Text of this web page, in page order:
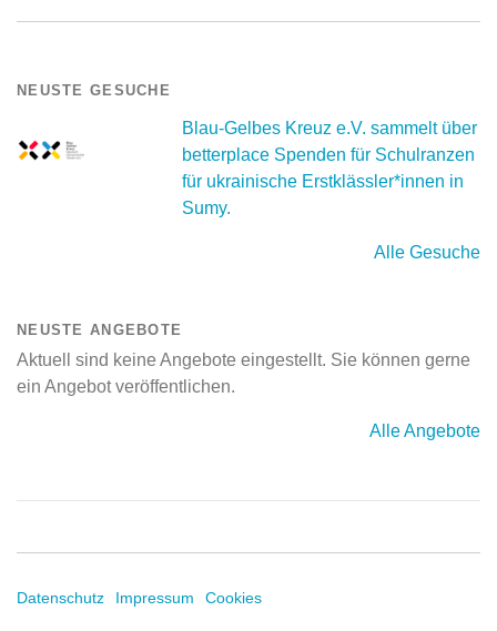
NEUSTE GESUCHE
Blau-Gelbes Kreuz e.V. sammelt über
betterplace Spenden für Schulranzen
für ukrainische Erstklässler*innen in
Sumy.
Alle Gesuche
NEUSTE ANGEBOTE
Aktuell sind keine Angebote eingestellt. Sie können gerne
ein Angebot veröffentlichen.
Alle Angebote
Datenschutz Impressum Cookies